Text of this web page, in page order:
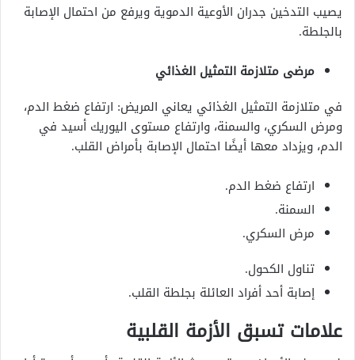
يصيب التدخين جدران الأوعية الدموية ويرفع من احتمال الإصابة
بالجلطة.
مرضى متلازمة التمثيل الغذائي
في متلازمة التمثيل الغذائي يعاني المريض: ارتفاع ضغط الدم،
ومرض السكري، والسمنة، وارتفاع مستوى اليوريك أسيد في
الدم، ويزداد معها أيضًا احتمال الإصابة بأمراض القلب.
ارتفاع ضغط الدم.
السمنة.
مرض السكري.
تناول الكحول.
إصابة أحد أفراد العائلة بجلطة القلب.
علامات تسبق الأزمة القلبية